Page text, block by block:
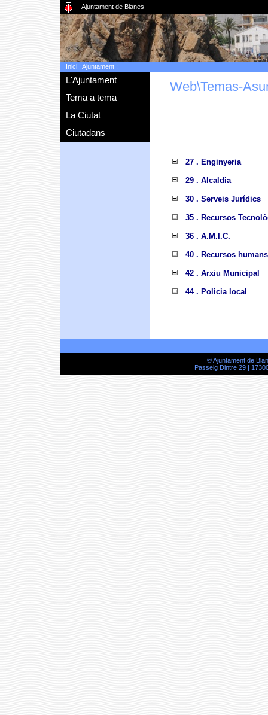
Ajuntament de Blanes
Inici: Ajuntament:
L'Ajuntament
Tema a tema
La Ciutat
Ciutadans
Web\Temas-
27 . Enginyeria
29 . Alcaldia
30 . Serveis Jurídics
35 . Recursos
36 . A.M.I.C.
40 . Recursos humans
42 . Arxiu Municipal
44 . Policia local
© Ajuntament de
Passeig Dintre 29 |